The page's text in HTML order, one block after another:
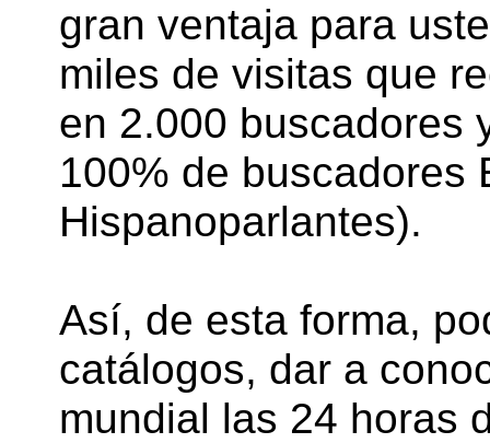
gran ventaja para
miles de visitas que
en 2.000 buscadores
100% de buscadores
Hispanoparlantes).
Así, de esta forma,
catálogos, dar a
mundial las 24 horas